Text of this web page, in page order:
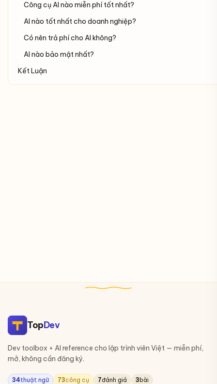
Công cụ AI nào miễn phí tốt nhất?
AI nào tốt nhất cho doanh nghiệp?
Có nên trả phí cho AI không?
AI nào bảo mật nhất?
Kết Luận
TopDev
Dev toolbox + AI reference cho lập trình viên Việt — miễn phí,
mở, không cần đăng ký.
34thuật ngữ 73công cụ 7đánh giá 3 bài